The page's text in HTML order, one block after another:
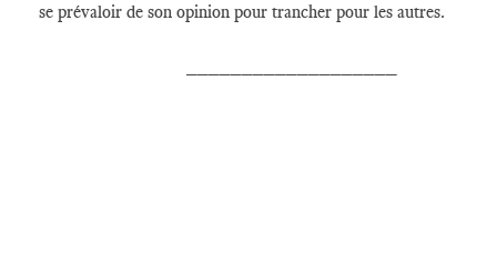
se prévaloir de son opinion pour trancher pour les autres.